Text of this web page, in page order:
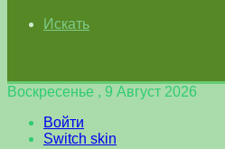
Искать
Воскресенье , 9 Август 2026
Войти
Switch skin